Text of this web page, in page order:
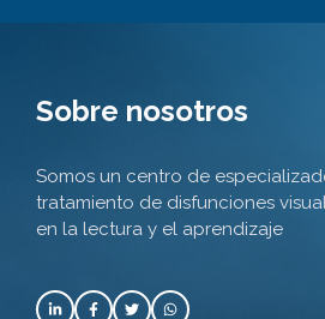
Sobre nosotros
Somos un centro de
tratamiento de disfunciones
en la lectura y el aprendizaje